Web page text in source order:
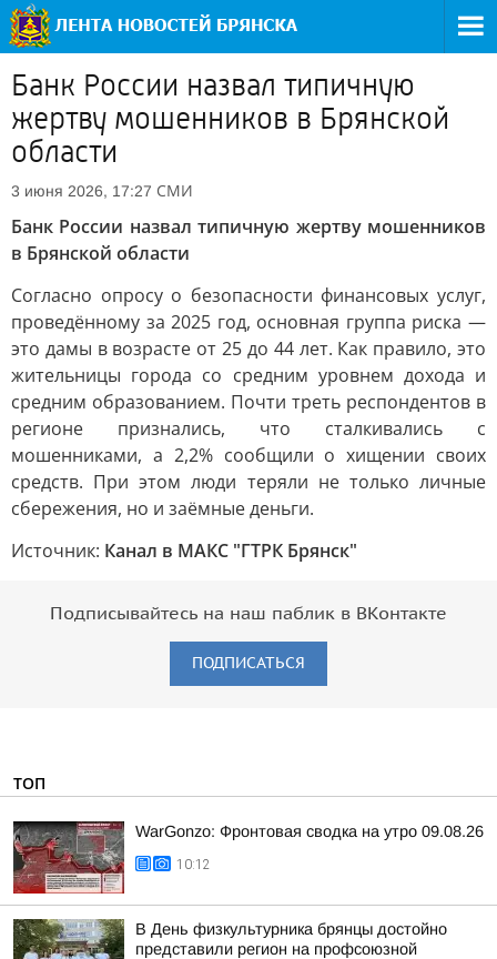
Банк России назвал типичную
жертву мошенников в Брянской
области
3 июня 2026, 17:27 СМИ
Банк России назвал типичную жертву мошенников
в Брянской области
Согласно опросу о безопасности финансовых услуг,
проведённому за 2025 год, основная группа риска —
это дамы в возрасте от 25 до 44 лет. Как правило, это
жительницы города со средним уровнем дохода и
средним образованием. Почти треть респондентов в
регионе признались, что сталкивались с
мошенниками, а 2,2% сообщили о хищении своих
средств. При этом люди теряли не только личные
сбережения, но и заёмные деньги.
Источник: Канал в МАКС "ГТРК Брянск"
Подписывайтесь на наш паблик в ВКонтакте
ПОДПИСАТЬСЯ
ТОП
WarGonzo: Фронтовая сводка на утро 09.08.26
10:12
В День физкультурника брянцы достойно
представили регион на профсоюзной